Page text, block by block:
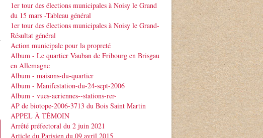
1er tour des élections municipales à Noisy le Grand
du 15 mars -Tableau général
1er tour des élections municipales à Noisy le Grand-
Résultat général
Action municipale pour la propreté
Album - Le quartier Vauban de Fribourg en Brisgau
en Allemagne
Album - maisons-du-quartier
Album - Manifestation-du-24-sept-2006
Album - vues-aeriennes--stations-rer-
AP de biotope-2006-3713 du Bois Saint Martin
APPEL À TÉMOIN
Arrêté préfectoral du 2 juin 2021
Article du Parisien du 09 avril 2015